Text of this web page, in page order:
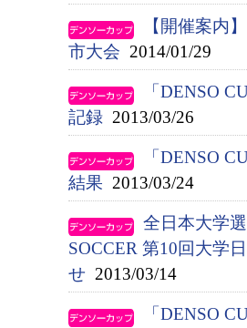
【開催案内
市大会 2014/01/29
「DENSO
記録 2013/03/26
「DENSO
結果 2013/03/24
全日本大学
SOCCER 第10回大学
せ 2013/03/14
「DENSO